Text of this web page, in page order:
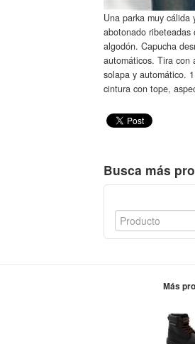
Una parka muy
abotonado
algodón. Capucha
automáticos. Tira con
solapa y automático.
cintura con tope,
Busca más
Más